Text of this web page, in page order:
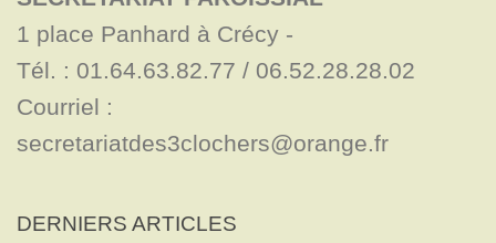
1 place Panhard à Crécy -
Tél. : 01.64.63.82.77 / 06.52.28.28.02
Courriel :
secretariatdes3clochers@orange.fr
DERNIERS ARTICLES